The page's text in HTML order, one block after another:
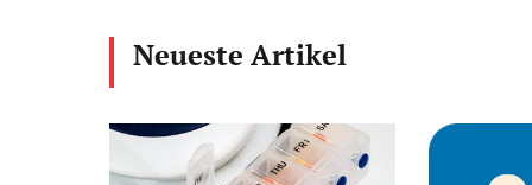
Neueste Artikel